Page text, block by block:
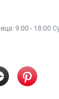
9:00 - 18:00